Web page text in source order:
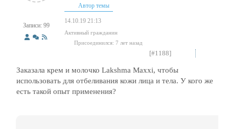
Записи: 99
Автор темы
14.10.19 21:13
Активный гражданин
Присоединился: 7 лет назад
[#1188]
Заказала крем и молочко Lakshma Maxxi, чтобы
использовать для отбеливания кожи лица и тела. У кого же
есть такой опыт применения?